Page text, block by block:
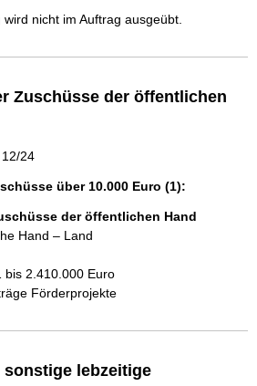
nicht im Auftrag ausgeübt.
Zuschüsse der öffentlichen
24
über 10.000 Euro (1):
der öffentlichen Hand
Hand – Land
bis 2.410.000 Euro
Förderprojekte
lebzeitige